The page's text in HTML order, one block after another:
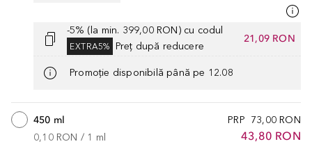
-5% (la min. 399,00 RON) cu codul
EXTRA5% Preț după reducere
21,09 RON
Promoție disponibilă până pe 12.08
PRP 73,00 RON
43,80 RON
450 ml
0,10 RON / 1 ml